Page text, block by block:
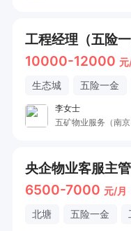
工程经理（五险
10000-12000 元
生态城 五险一金
李女士
央企物业客服主
6500-7000 元/月
北塘 五险一金